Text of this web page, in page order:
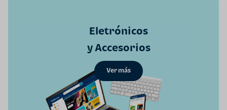
Eletrónicos
y Accesorios
Ver más